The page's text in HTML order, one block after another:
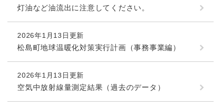
灯油など油流出に注意してください。
2026年1月13日更新
松島町地球温暖化対策実行計画（事務事業編）
2026年1月13日更新
空気中放射線量測定結果（過去のデータ）